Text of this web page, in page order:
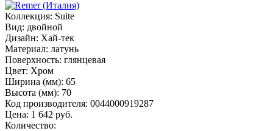
Коллекция: Suite
Вид: двойной
Дизайн: Хай-тек
Материал: латунь
Поверхность: глянцевая
Цвет: Хром
Ширина (мм): 65
Высота (мм): 70
Код производителя: 0044000919287
Цена: 1 642 руб.
Количество: